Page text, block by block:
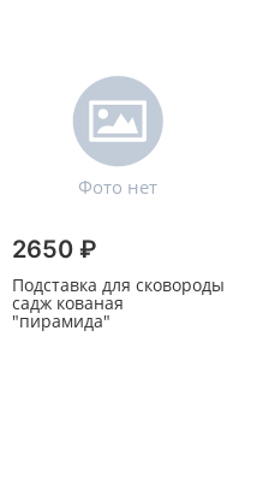
2650 ₽
Подставка для сковороды
садж кованая
"пирамида"